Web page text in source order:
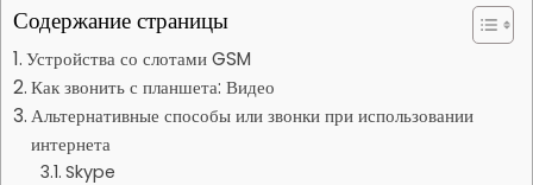
Содержание страницы
Устройства со слотами GSM
Как звонить с планшета: Видео
Альтернативные способы или звонки при использовании
интернета
Skype